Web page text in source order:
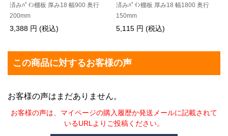
済みﾊﾟｲﾝ棚板 厚み18 幅900 奥行
200mm
3,388 円 (税込)
済みﾊﾟｲﾝ棚板 厚み18 幅1800 奥行
150mm
5,115 円 (税込)
この商品に対するお客様の声
お客様の声はまだありません。
お客様の声は、マイページの購入履歴か発送メールに記載されて
いるURLよりご投稿ください。